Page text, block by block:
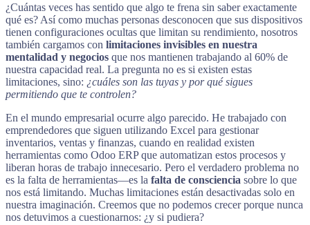
¿Cuántas veces has sentido que algo te frena sin saber exactamente
qué es? Así como muchas personas desconocen que sus dispositivos
tienen configuraciones ocultas que limitan su rendimiento, nosotros
también cargamos con limitaciones invisibles en nuestra
mentalidad y negocios que nos mantienen trabajando al 60% de
nuestra capacidad real. La pregunta no es si existen estas
limitaciones, sino: ¿cuáles son las tuyas y por qué sigues
permitiendo que te controlen?
En el mundo empresarial ocurre algo parecido. He trabajado con
emprendedores que siguen utilizando Excel para gestionar
inventarios, ventas y finanzas, cuando en realidad existen
herramientas como Odoo ERP que automatizan estos procesos y
liberan horas de trabajo innecesario. Pero el verdadero problema no
es la falta de herramientas—es la falta de consciencia sobre lo que
nos está limitando. Muchas limitaciones están desactivadas solo en
nuestra imaginación. Creemos que no podemos crecer porque nunca
nos detuvimos a cuestionarnos: ¿y si pudiera?